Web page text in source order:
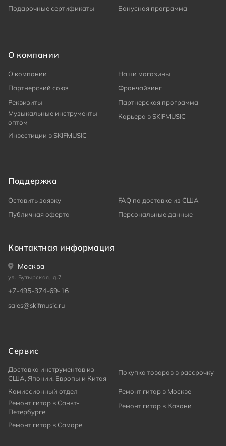
Подарочные сертификаты
Бонусная программа
О компании
О компании
Наши магазины
Партнерский союз
Франчайзинг
Реквизиты
Партнерская программа
Музыкальные инструменты
оптом
Карьера в SKIFMUSIC
Инвестиции в SKIFMUSIC
Поддержка
Оставить заявку
FAQ по доставке из США
Публичная оферта
Персональные данные
Контактная информация
Москва
ул. Бутырская, д.7
+7-495-374-69-16
sales@skifmusic.ru
Сервис
Доставка инструментов из
США, Японии, Европы и Китая
Покупка товаров в рассрочку
Комиссионный отдел
Ремонт гитар в Москве
Ремонт гитар в Санкт-
Петербурге
Ремонт гитар в Казани
Ремонт гитар в Самаре